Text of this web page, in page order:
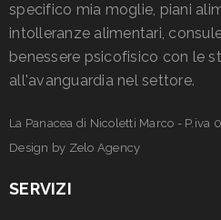
specifico mia moglie, piani
intolleranze alimentari,
benessere psicofisico con le
all'avanguardia nel settore.
La Panacea di Nicoletti Marco - P.iva
Design by Zelo Agency
SERVIZI